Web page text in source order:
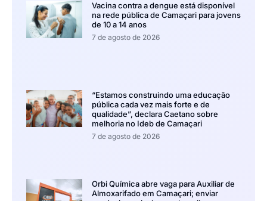
Vacina contra a dengue está disponível
na rede pública de Camaçari para jovens
de 10 a 14 anos
7 de agosto de 2026
“Estamos construindo uma educação
pública cada vez mais forte e de
qualidade”, declara Caetano sobre
melhoria no Ideb de Camaçari
7 de agosto de 2026
Orbi Química abre vaga para Auxiliar de
Almoxarifado em Camaçari; enviar